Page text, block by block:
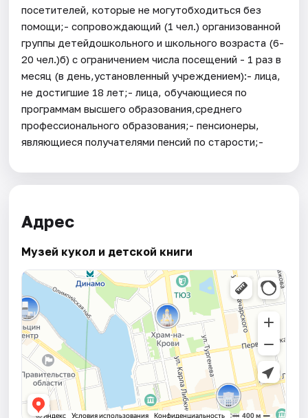
посетителей, которые не могутобходиться без
помощи;- сопровождающий (1 чел.) организованной
группы детейдошкольного и школьного возраста (6-
20 чел.)б) с ограничением числа посещений - 1 раз в
месяц (в день,установленный учреждением):- лица,
не достигшие 18 лет;- лица, обучающиеся по
программам высшего образования,среднего
профессионального образования;- пенсионеры,
являющиеся получателями пенсий по старости;-
Адрес
Музей кукол и детской книги